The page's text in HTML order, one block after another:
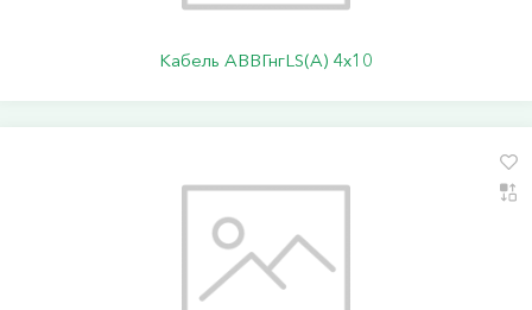
Кабель АВВГнгLS(А) 4х10